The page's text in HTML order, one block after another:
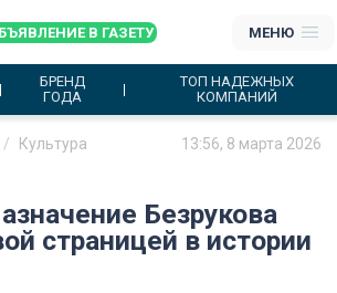
В ГАЗЕТУ МЕНЮ
БРЕНД
ГОДА
ТОП НАДЕЖНЫХ
КОМПАНИЙ
Культура 13:56, 8 марта 2026
Безрукова
страницей в истории